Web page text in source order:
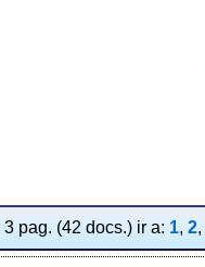
pag. (42 docs.) ir a: 1, 2,